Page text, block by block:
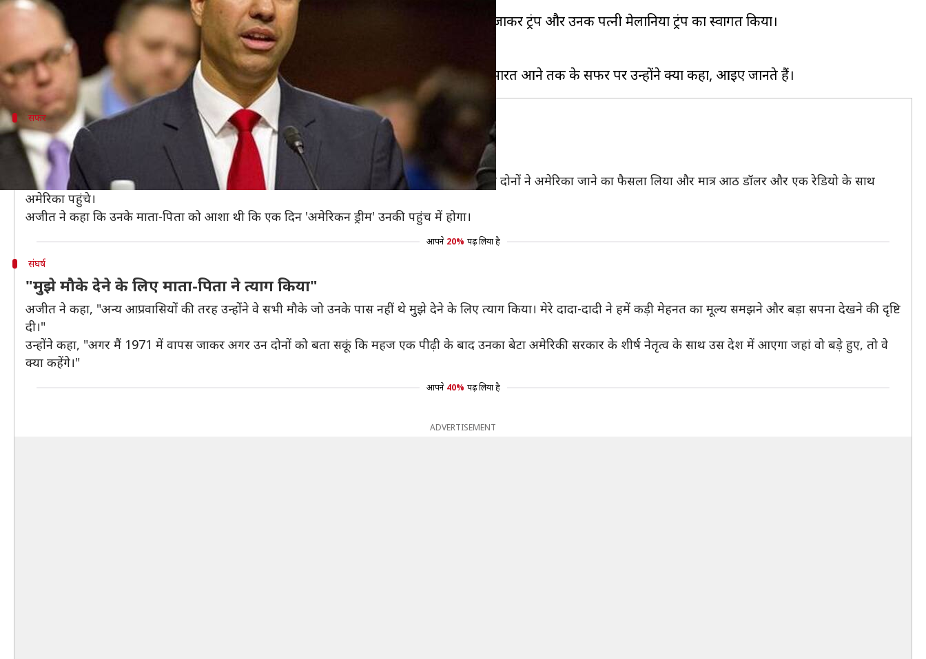
अमेरिकी राष्ट्रपति डोनाल्ड ट्रंप भारत पहुंच चुके हैं। प्रधानमंत्री नरेंद्र मोदी ने खुद अहमदाबाद एयरपोर्ट जाकर ट्रंप और उनकी पत्नी मेलानिया ट्रंप का स्वागत किया।
ट्रंप के साथ एक बड़ा डेलीगेशन भी आया है जिसमें भारतीय-अमेरिकी अजीत पाई भी शामिल हैं।
अजीत अमेरिका की फेडरल कम्युनिकेशन्स कमिशन के पहले भारतीय-अमेरिकी चेयरमैन हैं।
सफर
मात्र आठ डॉलर लेकर अमेरिका पहुंचे थे अजीत के माता-पिता
अजीत पाई ने एक वीडियो ट्वीट करते हुए अपने माता-पिता के सफर के बारे में बताया है।
उन्होंने बताया कि उनकी मां बेंगलुरू वहीं उनके पिता हैदराबाद में बड़े हुए थे। 1971 में अपनी शादी के बाद दोनों ने अमेरिका जाने का फैसला लिया और मात्र आठ डॉलर और एक रेडियो के साथ
अमेरिका पहुंचे।
अजीत ने कहा कि उनके माता-पिता को आशा थी कि एक दिन 'अमेरिकन ड्रीम' उनकी पहुंच में होगा।
आपने 20% पढ़ लिया है
संघर्ष
"मुझे मौके देने के लिए माता-पिता ने त्याग किया"
अजीत ने कहा, "अन्य आप्रवासियों की तरह उन्होंने वे सभी मौके जो उनके पास नहीं थे मुझे देने के लिए त्याग किया। मेरे दादा-दादी ने हमें कड़ी मेहनत का मूल्य समझने और बड़ा सपना देखने की दृष्टि
दी।"
उन्होंने कहा, "अगर मैं 1971 में वापस जाकर अगर उन दोनों को बता सकूं कि महज एक पीढ़ी के बाद उनका बेटा अमेरिकी सरकार के शीर्ष नेतृत्व के साथ उस देश में आएगा जहां वो बड़े हुए, तो वे
क्या कहेंगे।"
आपने 40% पढ़ लिया है
ADVERTISEMENT